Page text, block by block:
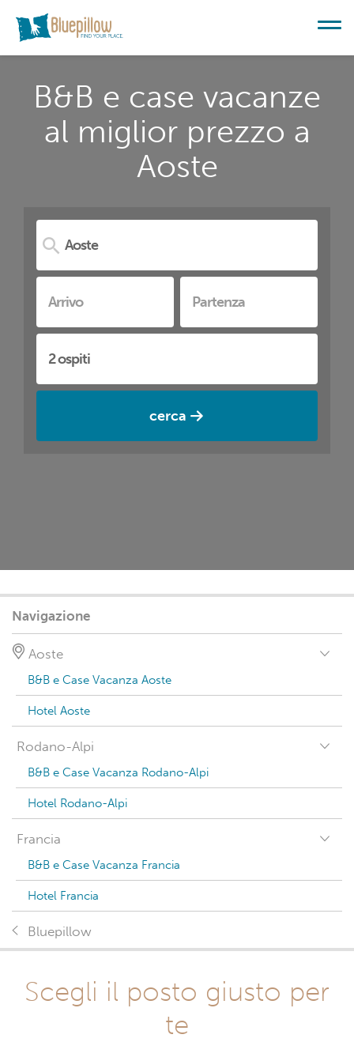
B&B e case vacanze
al miglior prezzo a
Aoste
cerca
Navigazione
Aoste
B&B e Case Vacanza Aoste
Hotel Aoste
Rodano-Alpi
B&B e Case Vacanza Rodano-Alpi
Hotel Rodano-Alpi
Francia
B&B e Case Vacanza Francia
Hotel Francia
Bluepillow
Scegli il posto giusto per
te